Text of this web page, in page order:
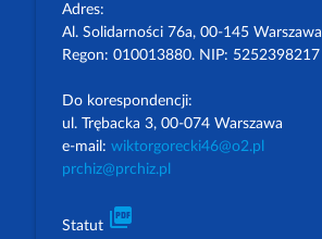
Adres:
Al. Solidarności 76a, 00-145 Warszawa
Regon: 010013880. NIP: 5252398217
Do korespondencji:
ul. Trębacka 3, 00-074 Warszawa
e-mail: wiktorgorecki46@o2.pl
prchiz@prchiz.pl
Statut picture_as_pdf